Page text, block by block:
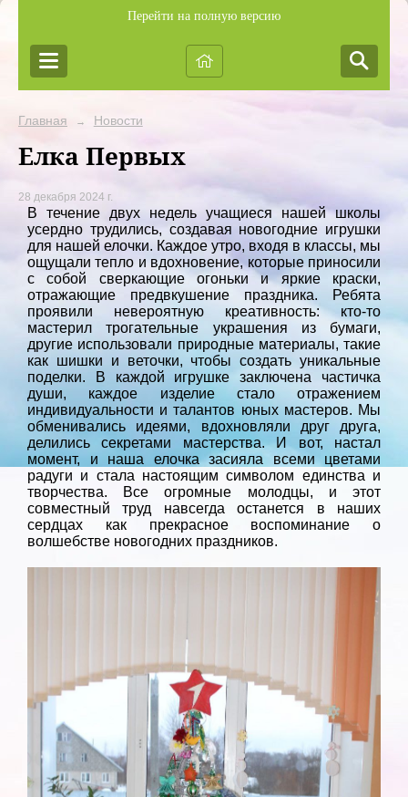
Перейти на полную версию
Главная → Новости
Елка Первых
28 декабря 2024 г.
В течение двух недель учащиеся нашей школы
усердно трудились, создавая новогодние игрушки
для нашей елочки. Каждое утро, входя в классы, мы
ощущали тепло и вдохновение, которые приносили
с собой сверкающие огоньки и яркие краски,
отражающие предвкушение праздника. Ребята
проявили невероятную креативность: кто-то
мастерил трогательные украшения из бумаги,
другие использовали природные материалы, такие
как шишки и веточки, чтобы создать уникальные
поделки. В каждой игрушке заключена частичка
души, каждое изделие стало отражением
индивидуальности и талантов юных мастеров. Мы
обменивались идеями, вдохновляли друг друга,
делились секретами мастерства. И вот, настал
момент, и наша елочка засияла всеми цветами
радуги и стала настоящим символом единства и
творчества. Все огромные молодцы, и этот
совместный труд навсегда останется в наших
сердцах как прекрасное воспоминание о
волшебстве новогодних праздников.